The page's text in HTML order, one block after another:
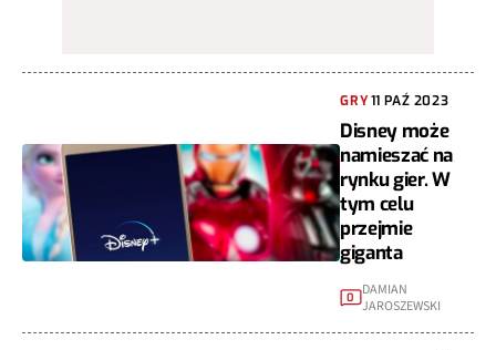
GRY11 PAŹ 2023
Disney może
namieszać na
rynku gier. W
tym celu
przejmie
giganta
0
DAMIAN
JAROSZEWSKI